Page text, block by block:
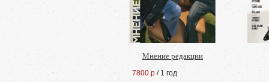
Мнение редакции
7800 р / 1 год